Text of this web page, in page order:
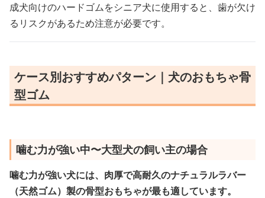
成犬向けのハードゴムをシニア犬に使用すると、歯が欠け
るリスクがあるため注意が必要です。
ケース別おすすめパターン｜犬のおもちゃ骨
型ゴム
噛む力が強い中〜大型犬の飼い主の場合
噛む力が強い犬には、肉厚で高耐久のナチュラルラバー
（天然ゴム）製の骨型おもちゃが最も適しています。